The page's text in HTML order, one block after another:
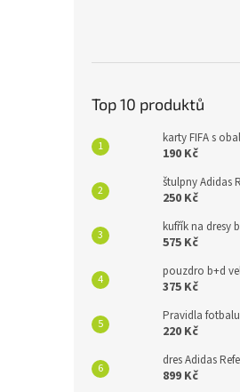
Top 10 produktů
karty FIFA s
190 Kč
štulpny Adidas
250 Kč
kufřík na dresy
575 Kč
pouzdro b+d
375 Kč
Pravidla fotbalu
220 Kč
dres Adidas
899 Kč